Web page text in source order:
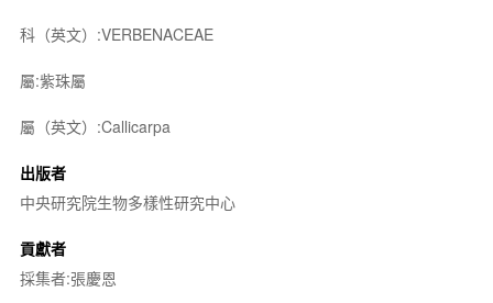
科（英文）:VERBENACEAE
屬:紫珠屬
屬（英文）:Callicarpa
出版者
中央研究院生物多樣性研究中心
貢獻者
採集者:張慶恩